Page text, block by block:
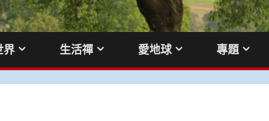
界 生活禪 愛地球 專題